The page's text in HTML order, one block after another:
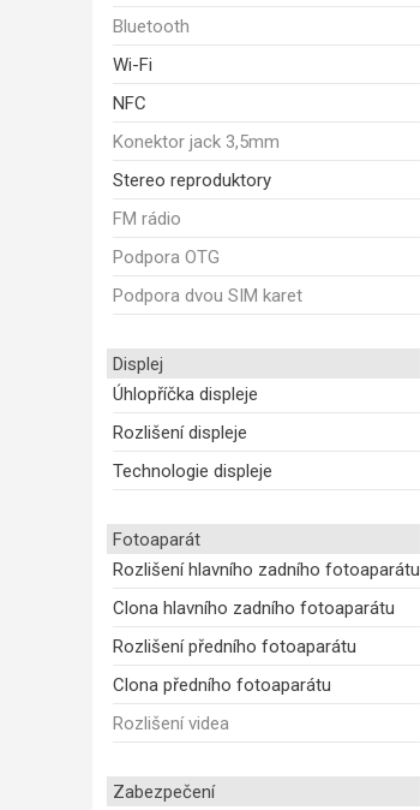
Bluetooth
Wi-Fi
NFC
Konektor jack 3,5mm
Stereo reproduktory
FM rádio
Podpora OTG
Podpora dvou SIM karet
Displej
Úhlopříčka displeje
Rozlišení displeje
Technologie displeje
Fotoaparát
Rozlišení hlavního zadního fotoaparátu
Clona hlavního zadního fotoaparátu
Rozlišení předního fotoaparátu
Clona předního fotoaparátu
Rozlišení videa
Zabezpečení